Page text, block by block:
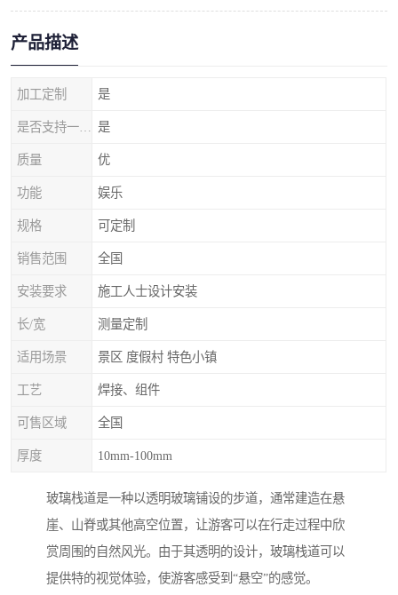
产品描述
加工定制 是
是
质量 优
功能 娱乐
规格 可定制
销售范围 全国
安装要求 施工人士设计安装
长/宽 测量定制
适用场景 景区 度假村 特色小镇
工艺 焊接、组件
可售区域 全国
厚度 10mm-100mm
玻璃栈道是一种以透明玻璃铺设的步道，通常建造在悬
崖、山脊或其他高空位置，让游客可以在行走过程中欣
赏周围的自然风光。由于其透明的设计，玻璃栈道可以
提供特的视觉体验，使游客感受到“悬空”的感觉。